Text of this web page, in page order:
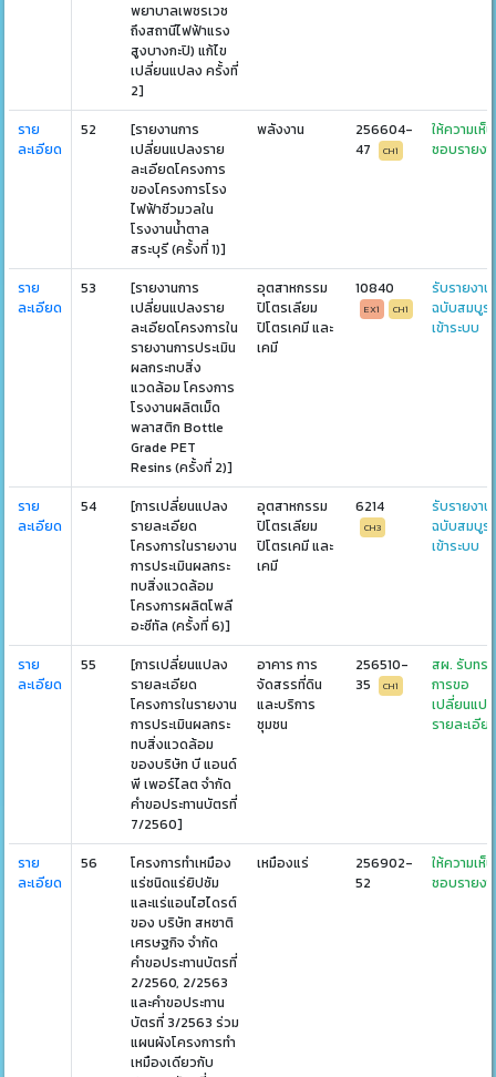
พยาบาลเพชรเวช
ถึงสถานีไฟฟ้าแรง
สูงบางกะปิ) แก้ไข
เปลี่ยนแปลง ครั้งที่
2]
ราย
ละเอียด
52
[รายงานการ
เปลี่ยนแปลงราย
ละเอียดโครงการ
ของโครงการโรง
ไฟฟ้าชีวมวลใน
โรงงานน้ำตาล
สระบุรี (ครั้งที่ 1)]
พลังงาน
256604-
47
CH1
ให้ความเห็น
ชอบรายงา
ราย
ละเอียด
53
[รายงานการ
เปลี่ยนแปลงราย
ละเอียดโครงการใน
รายงานการประเมิน
ผลกระทบสิ่ง
แวดล้อม โครงการ
โรงงานผลิตเม็ด
พลาสติก Bottle
Grade PET
Resins (ครั้งที่ 2)]
อุตสาหกรรม
ปิโตรเลียม
ปิโตรเคมี และ
เคมี
10840
EX1 CH1
รับรายงาน
ฉบับสมบู
เข้าระบบ
ราย
ละเอียด
54
[การเปลี่ยนแปลง
รายละเอียด
โครงการในรายงาน
การประเมินผลกระ
ทบสิ่งแวดล้อม
โครงการผลิตโพลี
อะซีทัล (ครั้งที่ 6)]
อุตสาหกรรม
ปิโตรเลียม
ปิโตรเคมี และ
เคมี
6214
CH3
รับรายงาน
ฉบับสมบู
เข้าระบบ
ราย
ละเอียด
55
[การเปลี่ยนแปลง
รายละเอียด
โครงการในรายงาน
การประเมินผลกระ
ทบสิ่งแวดล้อม
ของบริษัท บี แอนด์
พี เพอร์ไลต จำกัด
คำขอประทานบัตรที่
7/2560]
อาคาร การ
จัดสรรที่ดิน
และบริการ
ชุมชน
256510-
35
CH1
สผ. รับทร
การขอ
เปลี่ยนแป
รายละเอีย
ราย
ละเอียด
56
โครงการทำเหมือง
แร่ชนิดแร่ยิปซัม
และแร่แอนไฮไดรต์
ของ บริษัท สหชาติ
เศรษฐกิจ จำกัด
คำขอประทานบัตรที่
2/2560, 2/2563
และคำขอประทาน
บัตรที่ 3/2563 ร่วม
แผนผังโครงการทำ
เหมืองเดียวกับ
เหมืองแร่
256902-
52
ให้ความเห็น
ชอบรายงา